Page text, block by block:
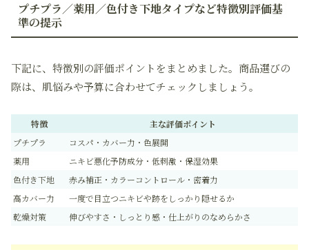
プチプラ／薬用／色付き下地タイプなど特徴別評価基
準の提示
下記に、特徴別の評価ポイントをまとめました。商品選びの
際は、肌悩みや予算に合わせてチェックしましょう。
特徴
主な評価ポイント
プチプラ
コスパ・カバー力・色展開
薬用
ニキビ悪化予防成分・低刺激・保湿効果
色付き下地
赤み補正・カラーコントロール・密着力
高カバー力
一度で目立つニキビや跡をしっかり隠せるか
乾燥対策
伸びやすさ・しっとり感・仕上がりのなめらかさ